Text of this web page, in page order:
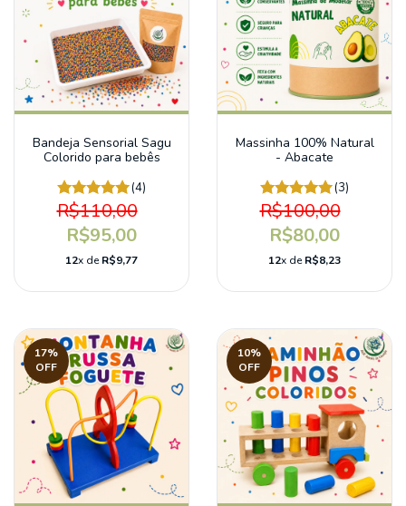
Bandeja Sensorial Sagu
Colorido para bebês
(4)
R$110,00
R$95,00
12x deR$9,77
Massinha 100% Natural
- Abacate
(3)
R$100,00
R$80,00
12x deR$8,23
17%
OFF
10%
OFF